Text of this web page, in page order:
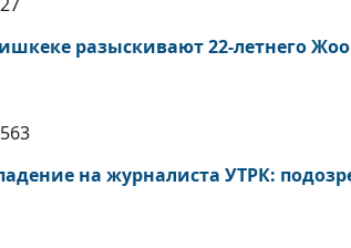
разыскивают 22-летнего
на журналиста УТРК: